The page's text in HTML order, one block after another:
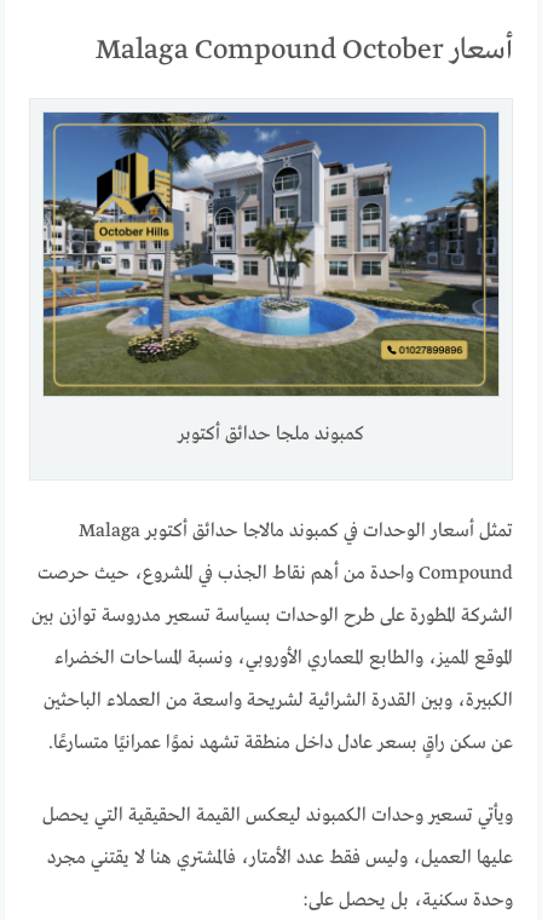
أسعار Malaga Compound October
كمبوند ملجا حدائق أكتوبر
تمثل أسعار الوحدات في كمبوند مالاجا حدائق أكتوبر Malaga
Compound واحدة من أهم نقاط الجذب في المشروع، حيث حرصت
الشركة المطورة على طرح الوحدات بسياسة تسعير مدروسة توازن بين
الموقع المميز، والطابع المعماري الأوروبي، ونسبة المساحات الخضراء
الكبيرة، وبين القدرة الشرائية لشريحة واسعة من العملاء الباحثين
عن سكن راقٍ بسعر عادل داخل منطقة تشهد نموًا عمرانيًا متسارعًا.
ويأتي تسعير وحدات الكمبوند ليعكس القيمة الحقيقية التي يحصل
عليها العميل، وليس فقط عدد الأمتار، فالمشتري هنا لا يقتني مجرد
وحدة سكنية، بل يحصل على: